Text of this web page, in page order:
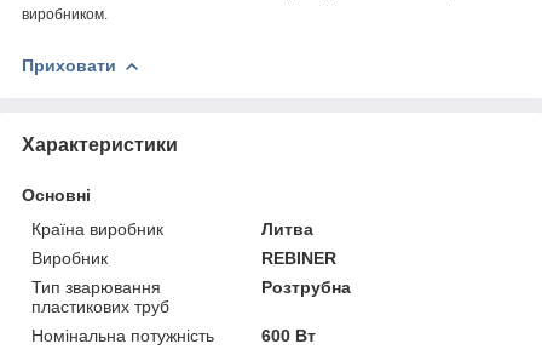
виробником.
Приховати
Характеристики
Основні
Країна виробник
Литва
Виробник
REBINER
Тип зварювання
пластикових труб
Розтрубна
Номінальна потужність
600 Вт